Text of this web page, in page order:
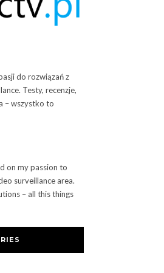
do rozwiązań z
Testy, recenzje,
– wszystko to
on my passion to
surveillance area.
– all this things